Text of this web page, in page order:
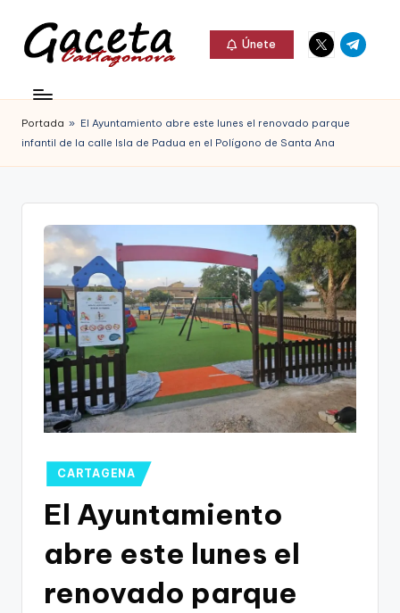
Saltar
contenido
c
e
t
Gaceta
Cartagonova,
La
que
informa
Cartagena,
Cartagena,
Únete
Elemento
del
Elemento
del
Portada » El Ayuntamiento abre este lunes el renovado parque
infantil de la calle Isla de Padua en el Polígono de Santa Ana
Publicado
en
CARTAGENA
El Ayuntamiento
abre este lunes el
renovado parque